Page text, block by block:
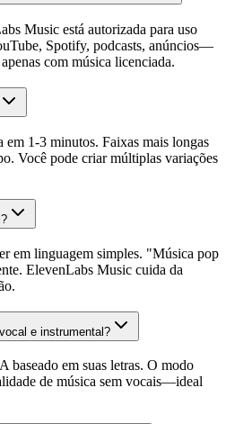
Music está autorizada para uso
Spotify, podcasts, anúncios—
com música licenciada.
em 1-3 minutos. Faixas mais longas
Você pode criar múltiplas variações
em linguagem simples. "Música pop
ElevenLabs Music cuida da
e instrumental?
baseado em suas letras. O modo
de música sem vocais—ideal